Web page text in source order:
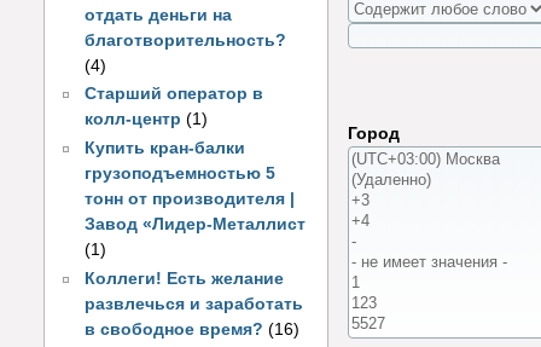
отдать деньги на
благотворительность?
(4)
Старший оператор в
колл-центр (1)
Купить кран-балки
грузоподъемностью 5
тонн от производителя |
Завод «Лидер-Металлист
(1)
Коллеги! Есть желание
развлечься и заработать
в свободное время? (16)
Город